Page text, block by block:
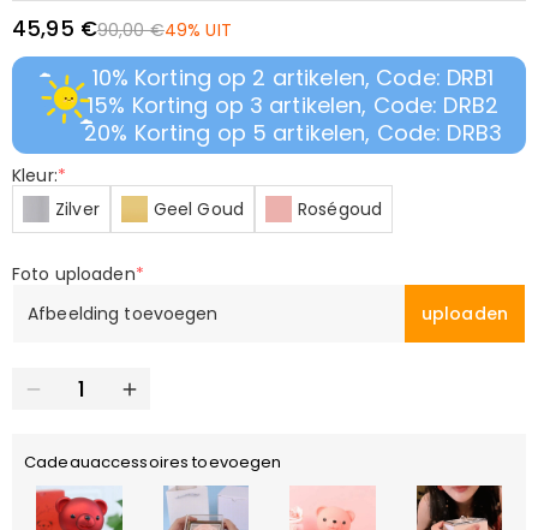
45,95 €90,00 €49% UIT
10% Korting op 2 artikelen, Code: DRB1
15% Korting op 3 artikelen, Code: DRB2
20% Korting op 5 artikelen, Code: DRB3
Kleur:*
Zilver
Geel Goud Roségoud
Foto uploaden*
Afbeelding toevoegen
uploaden
Cadeauaccessoires toevoegen